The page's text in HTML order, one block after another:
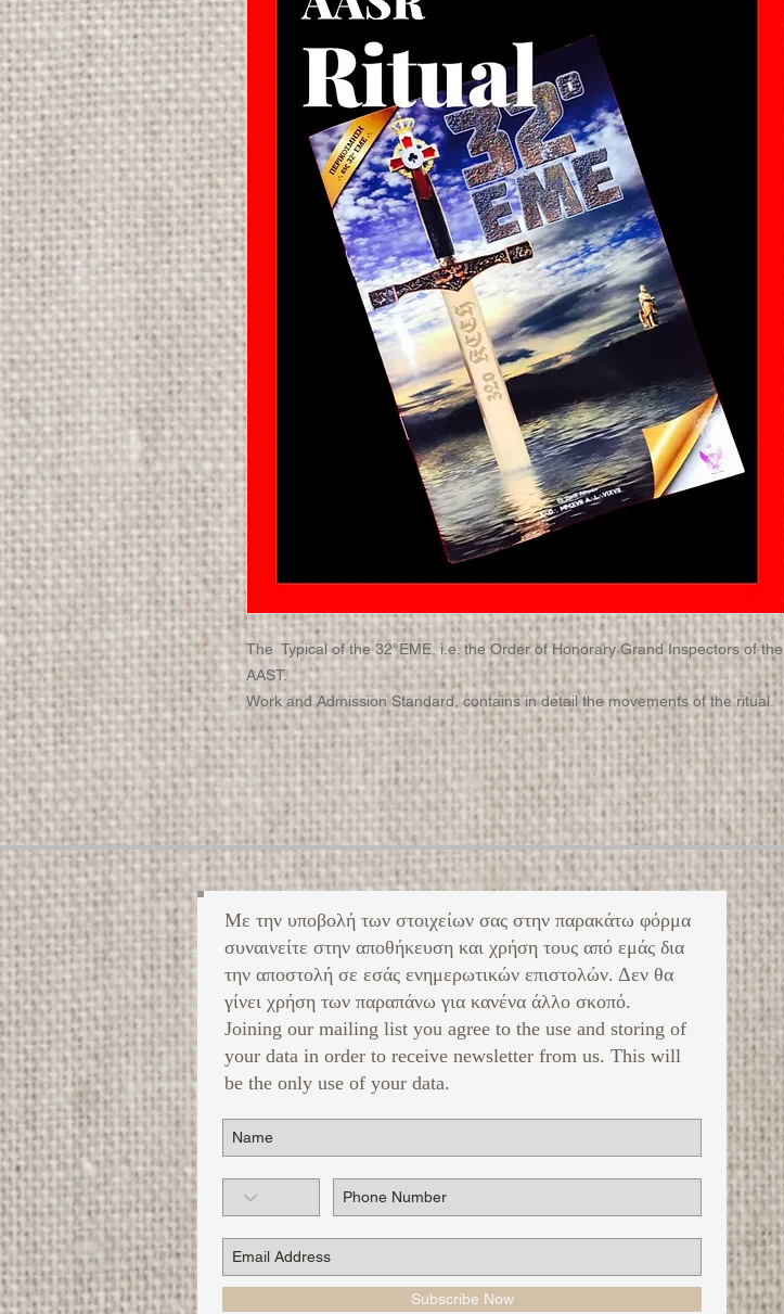
The Typical of the 32°EME, i.e. the Order of Honorary Grand Inspectors of the
AAST.
Work and Admission Standard, contains in detail the movements of the ritual.
Με την υποβολή των στοιχείων σας στην παρακάτω φόρμα
συναινείτε στην αποθήκευση και χρήση τους από εμάς δια
την αποστολή σε εσάς ενημερωτικών επιστολών. Δεν θα
γίνει χρήση των παραπάνω για κανένα άλλο σκοπό. ​
Joining our mailing list you agree to the use and storing of
your data in order to receive newsletter from us. This will
be the only use of your data.
Subscribe Now